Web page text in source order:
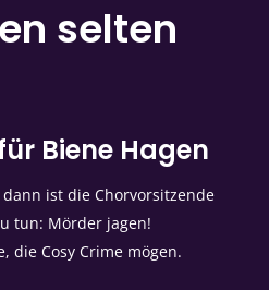
selten
Biene Hagen
ist die Chorvorsitzende
tun: Mörder jagen!
die Cosy Crime mögen.